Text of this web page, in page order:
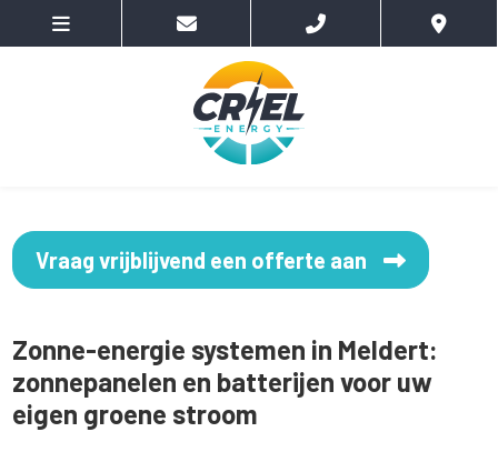
Vraag vrijblijvend een offerte aan
Zonne-energie systemen in Meldert:
zonnepanelen en batterijen voor uw
eigen groene stroom